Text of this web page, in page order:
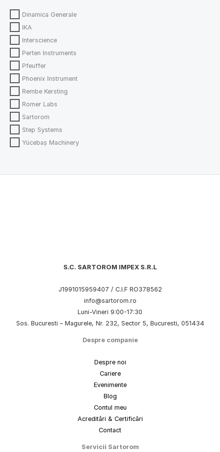
Dinamica Generale
IKA
Interscience
Perten Instruments
Pfeuffer
Phoenix Instrument
Rembe Kersting
Romer Labs
Sartorom
Step Systems
Yücebaş Machinery
S.C. SARTOROM IMPEX S.R.L
J1991015959407 / C.I.F RO378562
info@sartorom.ro
Luni-Vineri 9:00-17:30
Sos. Bucuresti – Magurele, Nr. 232, Sector 5, Bucuresti, 051434
Despre companie
Despre noi
Cariere
Evenimente
Blog
Contul meu
Acreditări & Certificări
Contact
Servicii Sartorom